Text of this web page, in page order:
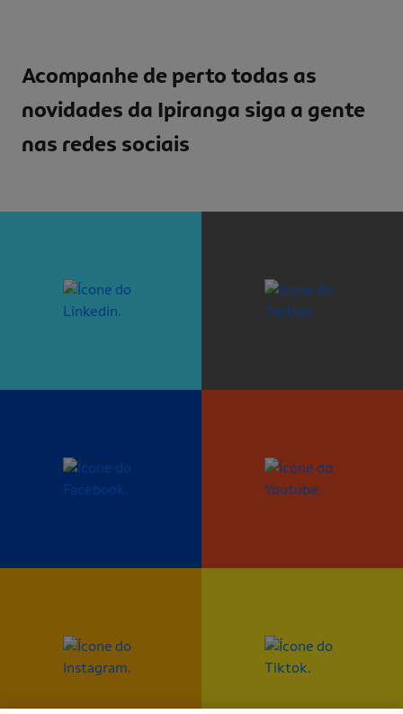
Acompanhe de perto todas as
novidades da Ipiranga siga a gente
nas redes sociais